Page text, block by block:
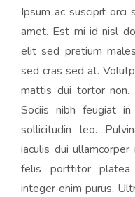
Ipsum ac suscipit orci
amet. Est mi id nisl
elit sed pretium
sed cras sed at.
mattis dui tortor non.
Sociis nibh feugiat
sollicitudin leo.
iaculis dui
felis porttitor platea
integer enim purus.